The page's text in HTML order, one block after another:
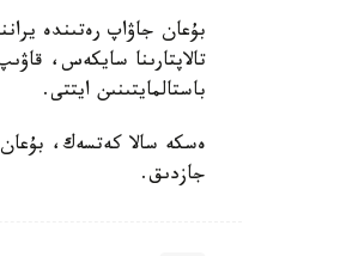
بۇعان جاۋاپ رەتىندە
تالاپتارىنا سايكەس،
باستالمايتىنىن ايتتى.
ەسكە سالا كەتسەك،
جازدىق.